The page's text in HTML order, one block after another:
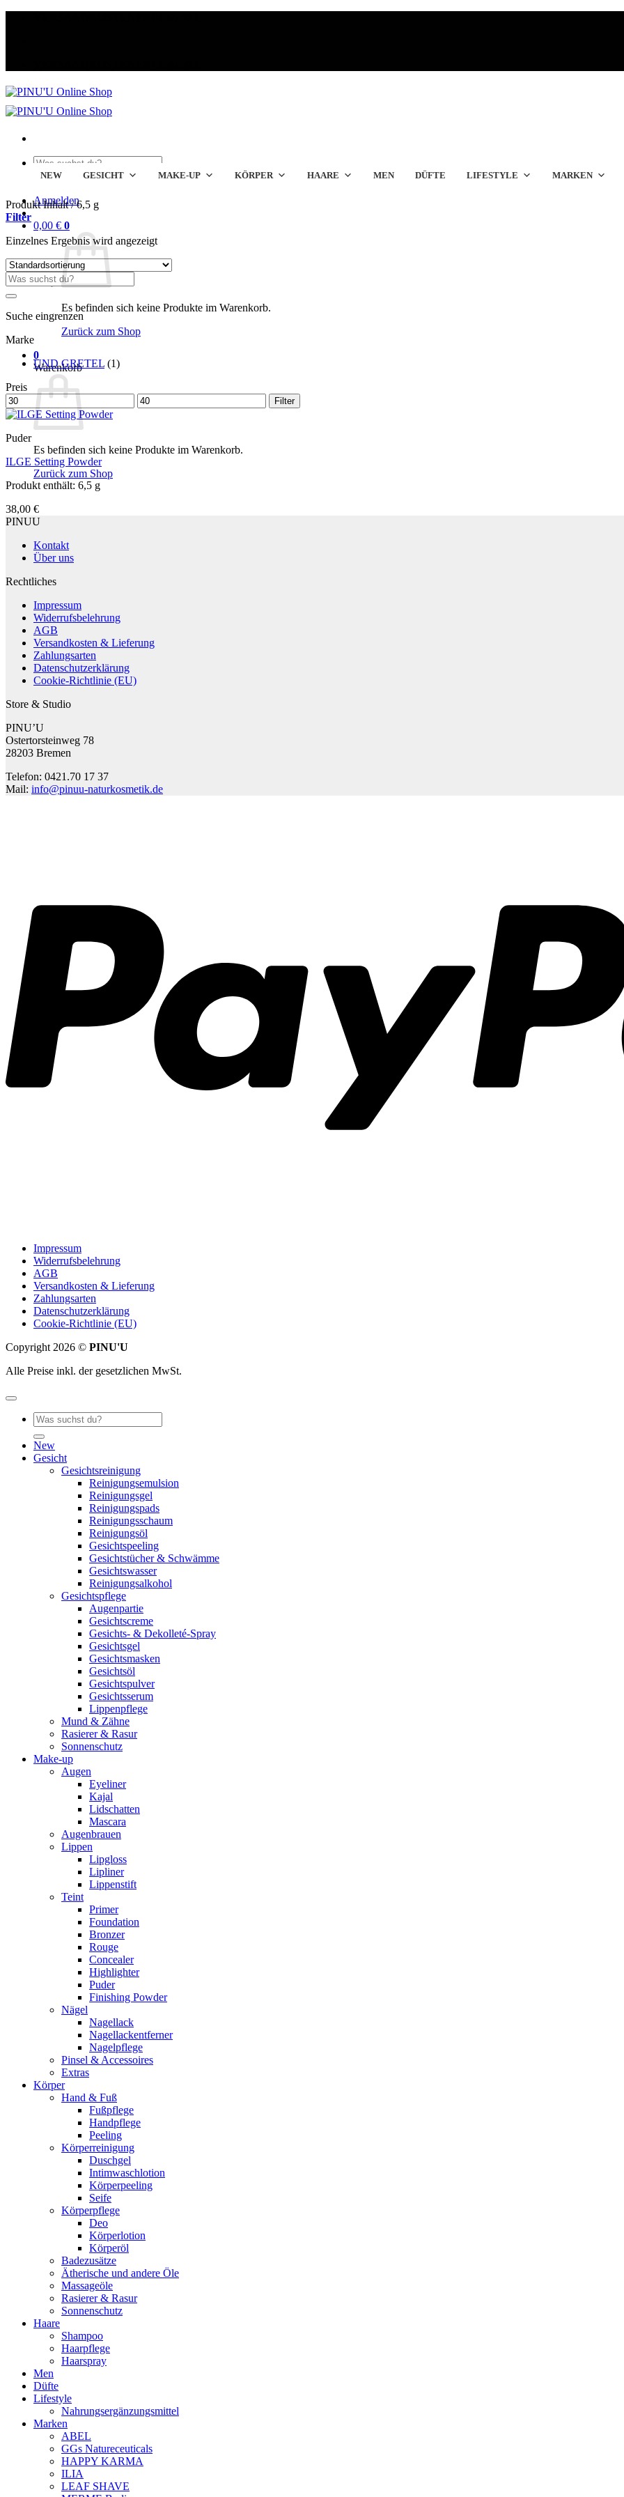
Suche
nach:
Anmelden
0,00 € 0
Es befinden sich keine Produkte im Warenkorb.
Zurück zum Shop
0
Warenkorb
Es befinden sich keine Produkte im Warenkorb.
Zurück zum Shop
NEW GESICHT MAKE-UP KÖRPER HAARE MEN DÜFTE LIFESTYLE MARKEN
Produkt Inhalt/6,5 g
Filter
Einzelnes Ergebnis wird angezeigt
Suche
nach:
Suche eingrenzen
Marke
UND GRETEL (1)
Preis
Min.
Preis
Max.
Preis
Filter
Puder
ILGE Setting Powder
Produkt enthält: 6,5 g
38,00 €
PINUU
Kontakt
Über uns
Rechtliches
Impressum
Widerrufsbelehrung
AGB
Versandkosten & Lieferung
Zahlungsarten
Datenschutzerklärung
Cookie-Richtlinie (EU)
Store & Studio
PINU’U
Ostertorsteinweg 78
28203 Bremen
Telefon: 0421.70 17 37
Mail: info@pinuu-naturkosmetik.de
Impressum
Widerrufsbelehrung
AGB
Versandkosten & Lieferung
Zahlungsarten
Datenschutzerklärung
Cookie-Richtlinie (EU)
Copyright 2026 © PINU'U
Alle Preise inkl. der gesetzlichen MwSt.
Suche
nach:
New
Gesicht
Gesichtsreinigung
Reinigungsemulsion
Reinigungsgel
Reinigungspads
Reinigungsschaum
Reinigungsöl
Gesichtspeeling
Gesichtstücher & Schwämme
Gesichtswasser
Reinigungsalkohol
Gesichtspflege
Augenpartie
Gesichtscreme
Gesichts- & Dekolleté-Spray
Gesichtsgel
Gesichtsmasken
Gesichtsöl
Gesichtspulver
Gesichtsserum
Lippenpflege
Mund & Zähne
Rasierer & Rasur
Sonnenschutz
Make-up
Augen
Eyeliner
Kajal
Lidschatten
Mascara
Augenbrauen
Lippen
Lipgloss
Lipliner
Lippenstift
Teint
Primer
Foundation
Bronzer
Rouge
Concealer
Highlighter
Puder
Finishing Powder
Nägel
Nagellack
Nagellackentferner
Nagelpflege
Pinsel & Accessoires
Extras
Körper
Hand & Fuß
Fußpflege
Handpflege
Peeling
Körperreinigung
Duschgel
Intimwaschlotion
Körperpeeling
Seife
Körperpflege
Deo
Körperlotion
Körperöl
Badezusätze
Ätherische und andere Öle
Massageöle
Rasierer & Rasur
Sonnenschutz
Haare
Shampoo
Haarpflege
Haarspray
Men
Düfte
Lifestyle
Nahrungsergänzungsmittel
Marken
ABEL
GGs Natureceuticals
HAPPY KARMA
ILIA
LEAF SHAVE